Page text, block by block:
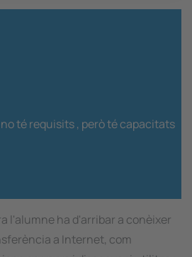
té requisits , però té capacitats
l'alumne ha d'arribar a conèixer
a Internet, com